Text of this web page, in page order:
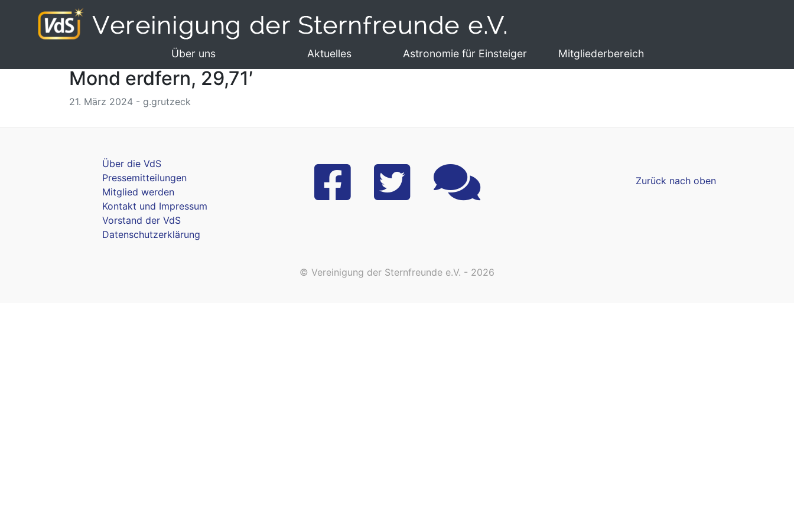
Über uns Aktuelles Astronomie für Einsteiger Mitgliederbereich
Mond erdfern, 29,71′
21. März 2024 - g.grutzeck
Über die VdS
Pressemitteilungen
Mitglied werden
Kontakt und Impressum
Vorstand der VdS
Datenschutzerklärung
Zurück nach oben
© Vereinigung der Sternfreunde e.V. - 2026